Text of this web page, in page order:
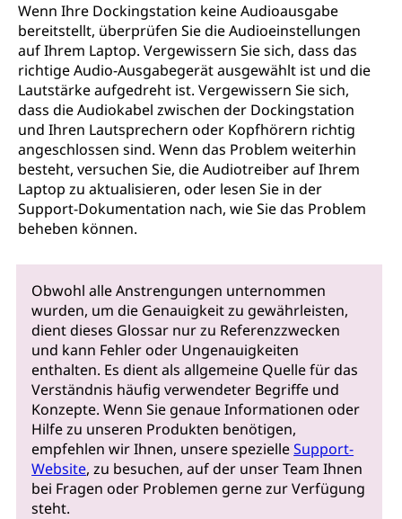
Wenn Ihre Dockingstation keine Audioausgabe
bereitstellt, überprüfen Sie die Audioeinstellungen
auf Ihrem Laptop. Vergewissern Sie sich, dass das
richtige Audio-Ausgabegerät ausgewählt ist und die
Lautstärke aufgedreht ist. Vergewissern Sie sich,
dass die Audiokabel zwischen der Dockingstation
und Ihren Lautsprechern oder Kopfhörern richtig
angeschlossen sind. Wenn das Problem weiterhin
besteht, versuchen Sie, die Audiotreiber auf Ihrem
Laptop zu aktualisieren, oder lesen Sie in der
Support-Dokumentation nach, wie Sie das Problem
beheben können.
Obwohl alle Anstrengungen unternommen
wurden, um die Genauigkeit zu gewährleisten,
dient dieses Glossar nur zu Referenzzwecken
und kann Fehler oder Ungenauigkeiten
enthalten. Es dient als allgemeine Quelle für das
Verständnis häufig verwendeter Begriffe und
Konzepte. Wenn Sie genaue Informationen oder
Hilfe zu unseren Produkten benötigen,
empfehlen wir Ihnen, unsere spezielleSupport-
Website, zu besuchen, auf der unser Team Ihnen
bei Fragen oder Problemen gerne zur Verfügung
steht.